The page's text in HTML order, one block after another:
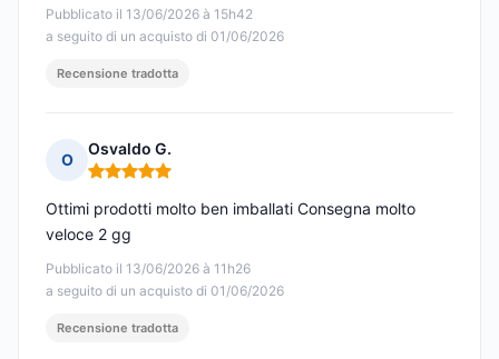
Pubblicato il 13/06/2026 à 15h42
a seguito di un acquisto di 01/06/2026
Recensione tradotta
O
Osvaldo G.
Nota: 5 su 5
Pubblicato il 13/06/2026 à 11h26
a seguito di un acquisto di 01/06/2026
Ottimi prodotti molto ben imballati Consegna molto
veloce 2 gg
Recensione tradotta